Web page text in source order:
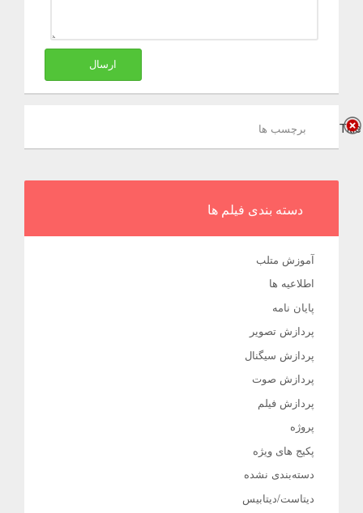
ارسال
برچسب ها
دسته بندی فیلم ها
آموزش متلب
اطلاعیه ها
پایان نامه
پردازش تصویر
پردازش سیگنال
پردازش صوت
پردازش فیلم
پروژه
پکیج های ویژه
دسته‌بندی نشده
دیتاست/دیتابیس
Title